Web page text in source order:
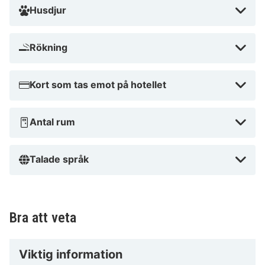
Husdjur
Rökning
Kort som tas emot på hotellet
Antal rum
Talade språk
Bra att veta
Viktig information